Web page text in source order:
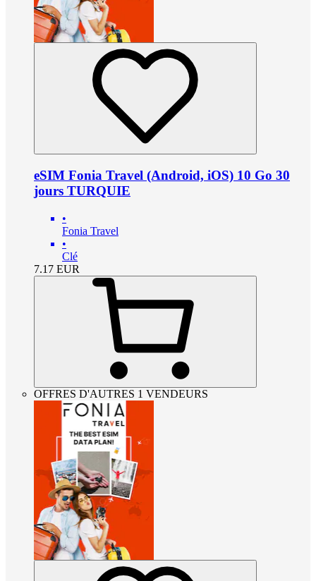
eSIM Fonia Travel (Android, iOS) 10 Go 30
jours TURQUIE
•
Fonia Travel
•
Clé
7.17 EUR
OFFRES D'AUTRES 1 VENDEURS